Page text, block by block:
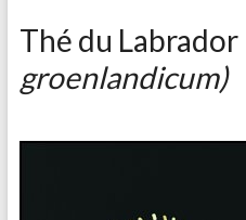
Thé du Labrador
groenlandicum)